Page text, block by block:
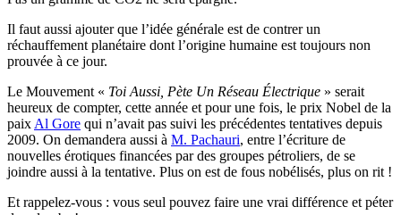
Il faut aussi ajouter que l’idée générale est de contrer un
réchauffement planétaire dont l’origine humaine est toujours non
prouvée à ce jour.
Le Mouvement « Toi Aussi, Pète Un Réseau Électrique » serait
heureux de compter, cette année et pour une fois, le prix Nobel de la
paixAl Gore qui n’avait pas suivi les précédentes tentatives depuis
2009. On demandera aussi à M. Pachauri, entre l’écriture de
nouvelles érotiques financées par des groupes pétroliers, de se
joindre aussi à la tentative. Plus on est de fous nobélisés, plus on rit !
Et rappelez-vous : vous seul pouvez faire une vrai différence et péter